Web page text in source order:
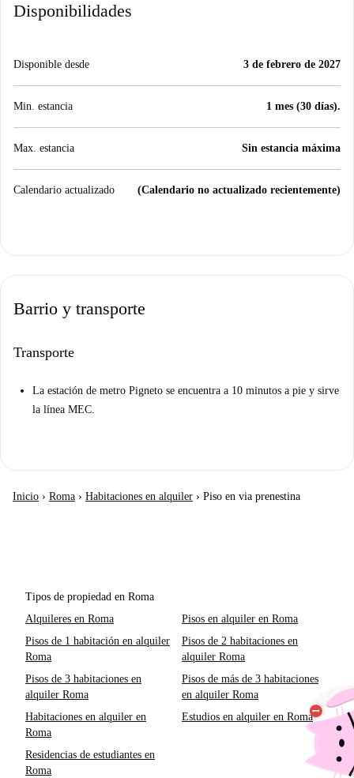
Disponibilidades
Disponible desde 3 de febrero de 2027
Min. estancia 1 mes (30 días).
Max. estancia Sin estancia máxima
Calendario actualizado (Calendario no actualizado recientemente)
Barrio y transporte
Transporte
La estación de metro Pigneto se encuentra a 10 minutos a pie y sirve
la línea MEC.
Inicio › Roma › Habitaciones en alquiler › Piso en via prenestina
Tipos de propiedad en Roma
Alquileres en Roma
Pisos en alquiler en Roma
Pisos de 1 habitación en alquiler
Roma
Pisos de 2 habitaciones en
alquiler Roma
Pisos de 3 habitaciones en
alquiler Roma
Pisos de más de 3 habitaciones
en alquiler Roma
Habitaciones en alquiler en
Roma
Estudios en alquiler en Roma
Residencias de estudiantes en
Roma